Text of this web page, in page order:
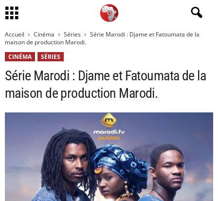
Accueil Cinéma Séries
Série Marodi : Djame et Fatoumata de la
maison de production Marodi.
CINÉMA
SÉRIES
Série Marodi : Djame et Fatoumata de la
maison de production Marodi.